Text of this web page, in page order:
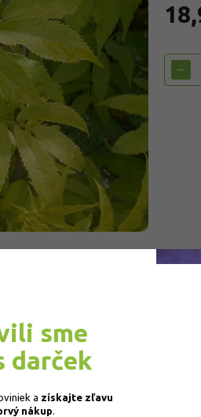
cena:
−
sme
darček
a získajte zľavu
nákup.